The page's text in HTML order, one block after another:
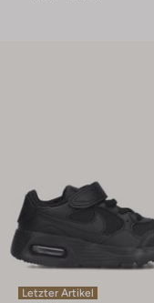
Letzter Artikel